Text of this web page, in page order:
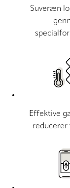
Suveræn
Effektive
reducerer